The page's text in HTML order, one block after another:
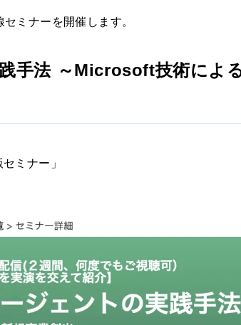
ミナーを開催します。
手法 ～Microsoft技術によ
ミナー」